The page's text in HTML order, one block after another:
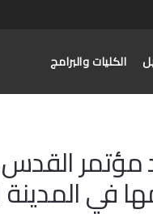
الكليات والبرامج
القدس
في